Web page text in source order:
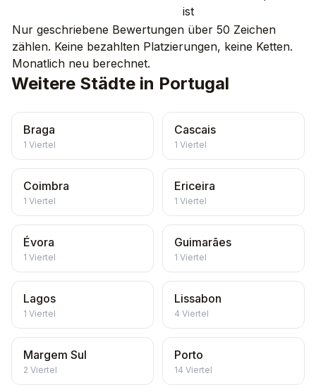
ist
Nur geschriebene Bewertungen über 50 Zeichen
zählen. Keine bezahlten Platzierungen, keine Ketten.
Monatlich neu berechnet.
Weitere Städte in Portugal
Braga
1 Viertel
Cascais
1 Viertel
Coimbra
1 Viertel
Ericeira
1 Viertel
Évora
1 Viertel
Guimarães
1 Viertel
Lagos
1 Viertel
Lissabon
4 Viertel
Margem Sul
2 Viertel
Porto
14 Viertel